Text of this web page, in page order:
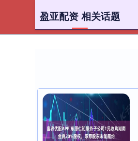
盈亚配资 相关话题